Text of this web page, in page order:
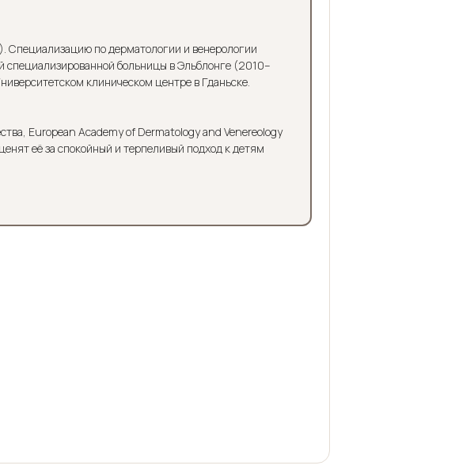
по дерматологии и венерологии
специализированной больницы в Эльблонге (2010–
клиническом центре в Гданьске.
European Academy of Dermatology and Venereology
её за спокойный и терпеливый подход к детям